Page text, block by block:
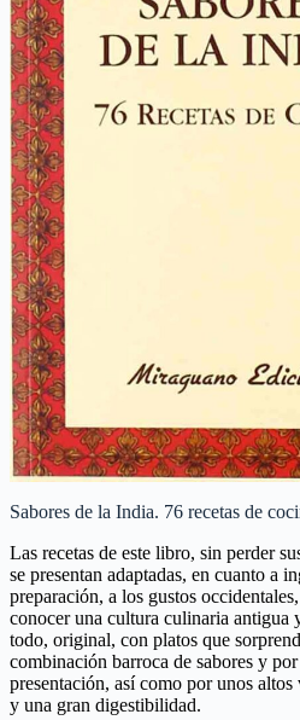
Sabores de la India. 76 recetas de
Las recetas de este libro, sin perder
se presentan adaptadas, en cuanto a
preparación, a los gustos
conocer una cultura culinaria antigua
todo, original, con platos que
combinación barroca de sabores y por
presentación, así como por unos
y una gran digestibilidad.